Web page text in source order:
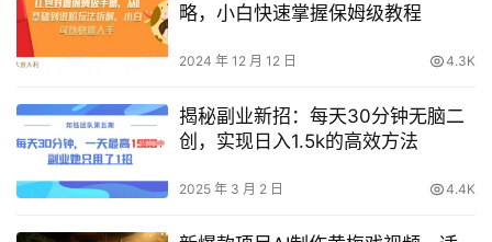
略，小白快速掌握保姆级教程
2024 年 12 月 12 日 4.3K
揭秘副业新招：每天30分钟无脑二
创，实现日入1.5k的高效方法
2025 年 3 月 2 日 4.4K